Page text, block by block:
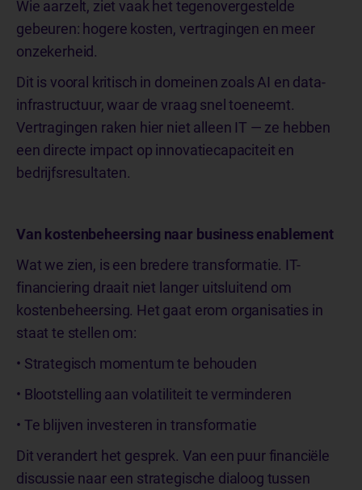
Wie aarzelt, ziet vaak het tegenovergestelde
gebeuren: hogere kosten, vertragingen en meer
onzekerheid.
Dit is vooral kritisch in domeinen zoals AI en data-
infrastructuur, waar de vraag snel toeneemt.
Vertragingen raken hier niet alleen IT — ze hebben
een directe impact op innovatiecapaciteit en
bedrijfsresultaten.
Van kostenbeheersing naar business enablement
Wat we zien, is een bredere transformatie. IT-
financiering draait niet langer uitsluitend om
kostenbeheersing. Het gaat erom organisaties in
staat te stellen om:
• Strategisch momentum te behouden
• Blootstelling aan volatiliteit te verminderen
• Te blijven investeren in transformatie
Dit verandert het gesprek. Van een puur financiële
discussie naar een strategische dialoog tussen